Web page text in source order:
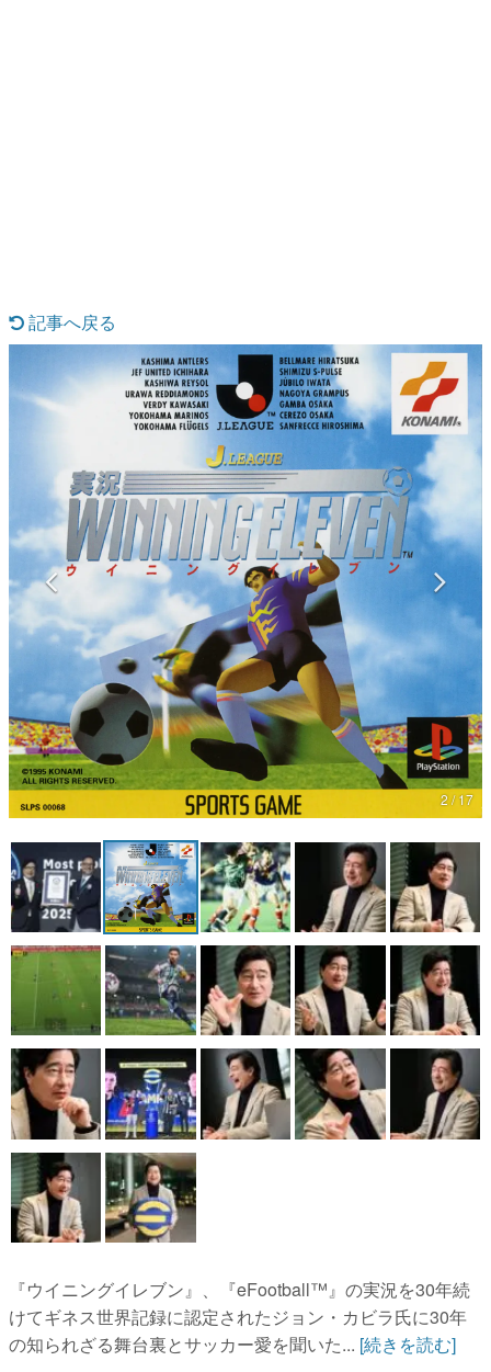
です。
ゲームが変えた日本語
「経験値」「裏技」「ラスボス」… ゲームにまつわる言葉
の起源や用法の変遷を、コンピューター文化史研究家・タ
イニーP氏が徹底調査。
カテゴリ
特集記事
マンガ
女性向け
アプリレビュー
その他
電ファミニコゲーマーとは？
運営：株式会社マレ
記事へ戻る
2 / 17
『ウイニングイレブン』、『eFootball™︎』の実況を30年続
けてギネス世界記録に認定されたジョン・カビラ氏に30年
の知られざる舞台裏とサッカー愛を聞いた... [続きを読む]